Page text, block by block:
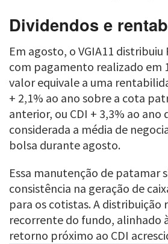
Dividendos e
Em agosto, o VGIA11 distribuiu
com pagamento realizado em
valor equivale a uma
+ 2,1% ao ano sobre a cota
anterior, ou CDI + 3,3% ao ano
considerada a média de
bolsa durante agosto.
Essa manutenção de patamar
consistência na geração de
para os cotistas. A distribuição
recorrente do fundo, alinhado
retorno próximo ao CDI